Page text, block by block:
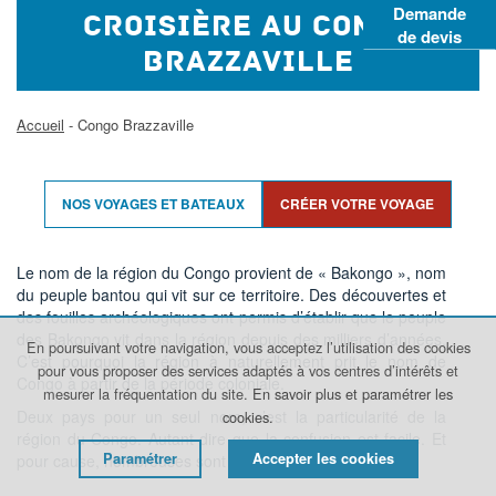
CROISIÈRE AU CONGO
BRAZZAVILLE
Accueil - Congo Brazzaville
NOS VOYAGES ET BATEAUX CRÉER VOTRE VOYAGE
Le nom de la région du Congo provient de « Bakongo », nom
du peuple bantou qui vit sur ce territoire. Des découvertes et
des fouilles archéologiques ont permis d’établir que le peuple
des Bakongo vit dans la région depuis des milliers d’années.
C’est pourquoi la région à naturellement prit le nom de
Congo à partir de la période coloniale.
Deux pays pour un seul nom, c’est la particularité de la
région du Congo. Autant dire que la confusion est facile. Et
pour cause, nombreuses sont les similitude
Demande
de devis
En poursuivant votre navigation, vous acceptez l’utilisation des cookies
pour vous proposer des services adaptés à vos centres d’intérêts et
mesurer la fréquentation du site. En savoir plus et paramétrer les
cookies.
Paramétrer Accepter les cookies